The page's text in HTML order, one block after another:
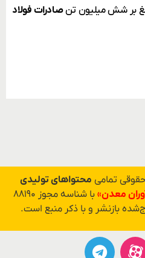
بر شش میلیون تنصادرات فولاد
تمامی محتواهای تولیدی
معدن»
با شناسه مجوز ۸۸۱۹۰
بازنشر و با ذکر منبع است.